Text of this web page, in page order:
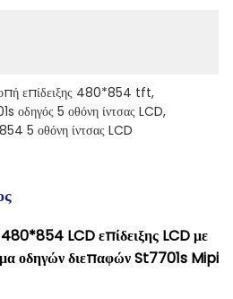
επίδειξης 480*854 tft,
οδηγός 5 οθόνη ίντσας LCD,
5 οθόνη ίντσας LCD
LCD επίδειξης LCD με
οδηγών διεπαφών St7701s Mipi